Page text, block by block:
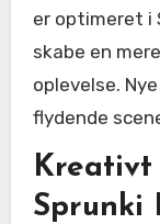
er optimeret i
skabe en
oplevelse.
flydende
Kreativt
Sprunki